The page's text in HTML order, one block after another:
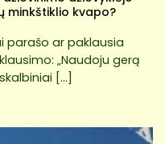
minkštiklio kvapo?
parašo ar paklausia
„Naudoju gerą
[...]